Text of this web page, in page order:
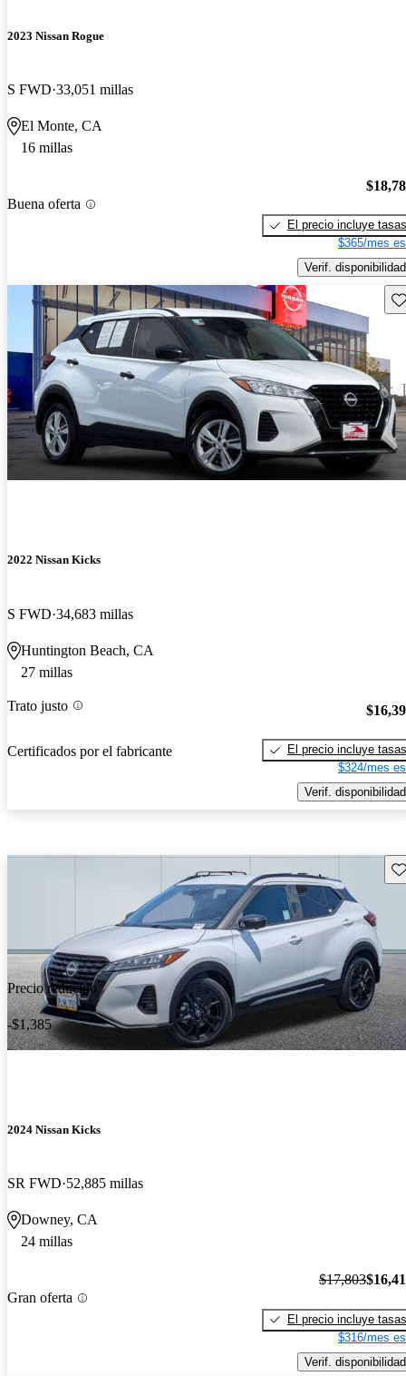
2023 Nissan Rogue
S FWD 33,051 millas
El Monte, CA
16 millas
Buena oferta
El precio incluye tasas
$365/mes
Verif. disponibilidad
2022 Nissan Kicks
S FWD 34,683 millas
Huntington Beach, CA
27 millas
Trato justo
Certificados por el fabricante
El precio incluye tasas
$324/mes
Verif. disponibilidad
Precio reducido
-$1,385
2024 Nissan Kicks
SR FWD 52,885 millas
Downey, CA
24 millas
Gran oferta
$17,803
El precio incluye tasas
$316/mes
Verif. disponibilidad